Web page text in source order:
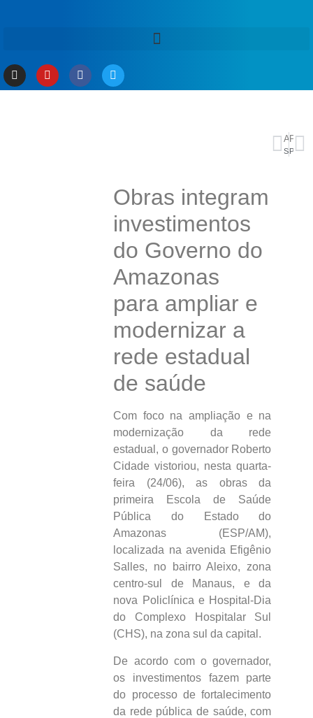
Obras integram
investimentos
do Governo do
Amazonas
para ampliar e
modernizar a
rede estadual
de saúde
Com foco na ampliação e na
modernização da rede
estadual, o governador Roberto
Cidade vistoriou, nesta quarta-
feira (24/06), as obras da
primeira Escola de Saúde
Pública do Estado do
Amazonas (ESP/AM),
localizada na avenida Efigênio
Salles, no bairro Aleixo, zona
centro-sul de Manaus, e da
nova Policlínica e Hospital-Dia
do Complexo Hospitalar Sul
(CHS), na zona sul da capital.
De acordo com o governador,
os investimentos fazem parte
do processo de fortalecimento
da rede pública de saúde, com
ANTERIOR
Saúde anuncia ampliação do atendimento à população em situação de rua
PRÓXIMO
Prefeitura de Manaus nomeia 29 profissionais aprovados no concurso público da Semsa